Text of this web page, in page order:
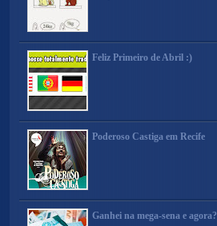
Feliz Primeiro de Abril :)
Poderoso Castiga em Recife
Ganhei na mega-sena e agora?